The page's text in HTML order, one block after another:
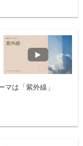
は「紫外線」